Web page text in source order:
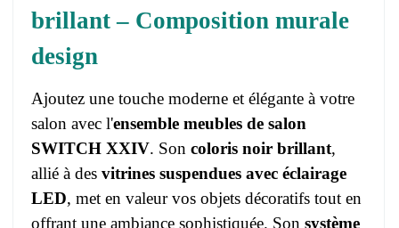
brillant – Composition murale
design
Ajoutez une touche moderne et élégante à votre
salon avec l'ensemble meubles de salon
SWITCH XXIV. Son coloris noir brillant,
allié à des vitrines suspendues avec éclairage
LED, met en valeur vos objets décoratifs tout en
offrant une ambiance sophistiquée. Son système